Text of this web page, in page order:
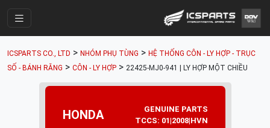
Cửa Hàng
Parts Catalogue
Mã Phụ Tùng
ICSPARTS CO., LTD > NHÓM PHỤ TÙNG > HỆ THỐNG CÔN - LY HỢP - TRỤC
SỐ - BÁNH RĂNG > CÔN - LY HỢP > 22425-MJ0-941 | LY HỢP MỘT CHIỀU
HONDA
GENUINE PARTS
TCCS: 01|2008|HVN